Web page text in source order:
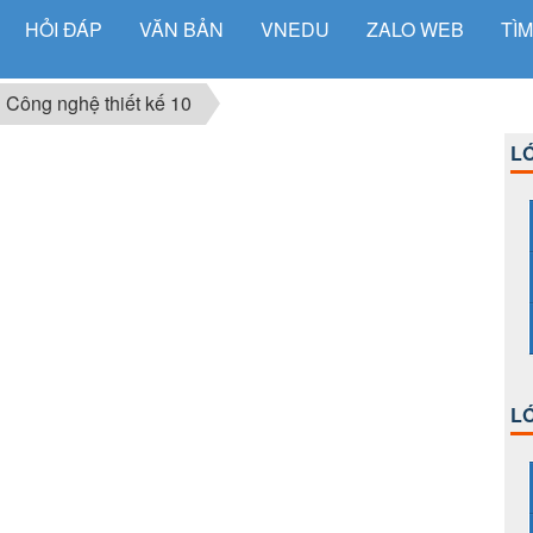
HỎI ĐÁP VĂN BẢN VNEDU ZALO WEB
Công nghệ thiết kế 10